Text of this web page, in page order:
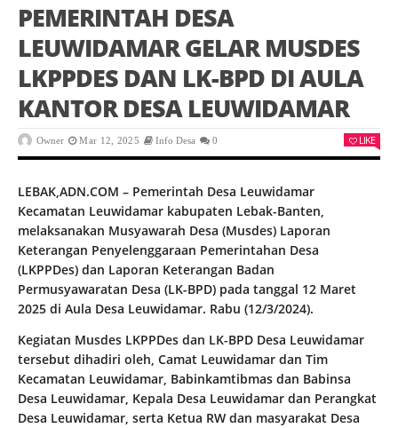
PEMERINTAH DESA
LEUWIDAMAR GELAR MUSDES
LKPPDES DAN LK-BPD DI AULA
KANTOR DESA LEUWIDAMAR
Owner Mar 12, 2025 Info Desa 0 LIKE
LEBAK,ADN.COM – Pemerintah Desa Leuwidamar
Kecamatan Leuwidamar kabupaten Lebak-Banten,
melaksanakan Musyawarah Desa (Musdes) Laporan
Keterangan Penyelenggaraan Pemerintahan Desa
(LKPPDes) dan Laporan Keterangan Badan
Permusyawaratan Desa (LK-BPD) pada tanggal 12 Maret
2025 di Aula Desa Leuwidamar. Rabu (12/3/2024).
Kegiatan Musdes LKPPDes dan LK-BPD Desa Leuwidamar
tersebut dihadiri oleh, Camat Leuwidamar dan Tim
Kecamatan Leuwidamar, Babinkamtibmas dan Babinsa
Desa Leuwidamar, Kepala Desa Leuwidamar dan Perangkat
Desa Leuwidamar, serta Ketua RW dan masyarakat Desa